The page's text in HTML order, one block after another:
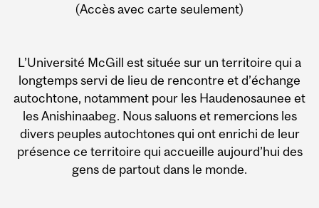
(Accès avec carte seulement)
L’Université McGill est située sur un territoire qui a
longtemps servi de lieu de rencontre et d’échange
autochtone, notamment pour les Haudenosaunee et
les Anishinaabeg. Nous saluons et remercions les
divers peuples autochtones qui ont enrichi de leur
présence ce territoire qui accueille aujourd’hui des
gens de partout dans le monde.